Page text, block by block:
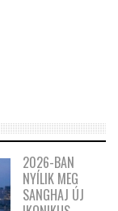
2026-BAN
NYÍLIK MEG
SANGHAJ ÚJ